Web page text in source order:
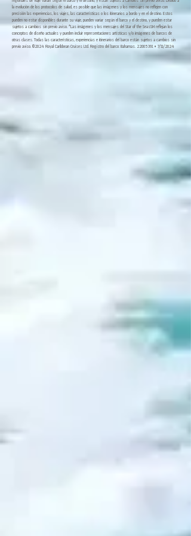
regionales de viaje varían según el barco y el destino, y están sujetos a cambios sin previo aviso. Debido a
la evolución de los protocolos de salud, es posible que las imágenes y los mensajes no reflejen con
precisión las experiencias, los viajes, las características o los itinerarios a bordo y en el destino. Estos
pueden no estar disponibles durante su viaje, pueden variar según el barco y el destino, y pueden estar
sujetos a cambios sin previo aviso. *Las imágenes y los mensajes del Star of the SeasSM reflejan los
conceptos de diseño actuales y pueden incluir representaciones artísticas y/o imágenes de barcos de
otras clases. Todas las características, experiencias e itinerarios del barco están sujetos a cambios sin
previo aviso. ©2024 Royal Caribbean Cruises Ltd. Registro del barco: Bahamas. 22005391• 7/11/2024